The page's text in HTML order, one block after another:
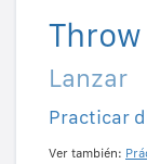
Throw
Lanzar
Practicar
Ver también: